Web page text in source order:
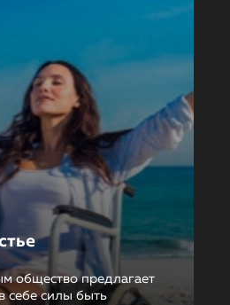
общество предлагает
себе силы быть